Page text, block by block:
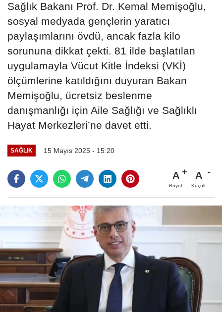
Sağlık Bakanı Prof. Dr. Kemal Memişoğlu,
sosyal medyada gençlerin yaratıcı
paylaşımlarını övdü, ancak fazla kilo
sorununa dikkat çekti. 81 ilde başlatılan
uygulamayla Vücut Kitle İndeksi (VKİ)
ölçümlerine katıldığını duyuran Bakan
Memişoğlu, ücretsiz beslenme
danışmanlığı için Aile Sağlığı ve Sağlıklı
Hayat Merkezleri’ne davet etti.
SAĞLIK 15 Mayıs 2025 - 15:20
A
Büyüt
A
Küçült